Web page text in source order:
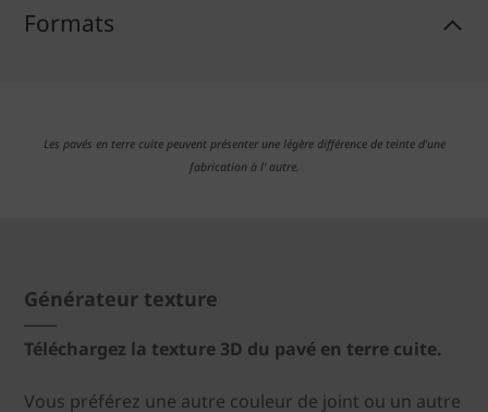
Formats
Les pavés en terre cuite peuvent présenter une légère différence de teinte d'une
fabrication à l' autre.
Générateur texture
Téléchargez la texture 3D du pavé en terre cuite.
Vous préférez une autre couleur de joint ou un autre